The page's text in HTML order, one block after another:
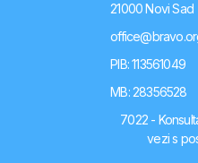
21000 Novi Sad
PIB: 113561049
MB: 28356528
7022 -
vezi s